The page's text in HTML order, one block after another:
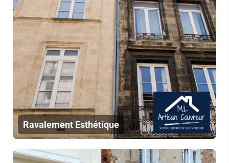
Ravalement Esthétique